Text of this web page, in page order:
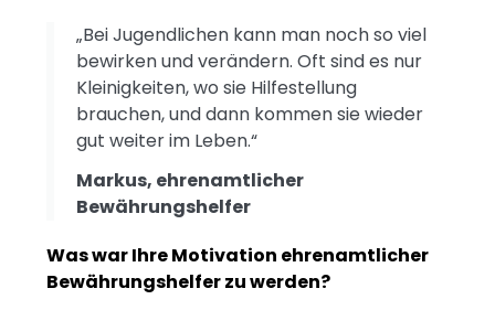
„Bei Jugendlichen kann man noch so viel
bewirken und verändern. Oft sind es nur
Kleinigkeiten, wo sie Hilfestellung
brauchen, und dann kommen sie wieder
gut weiter im Leben.“
Markus, ehrenamtlicher
Bewährungshelfer
Was war Ihre Motivation ehrenamtlicher
Bewährungshelfer zu werden?